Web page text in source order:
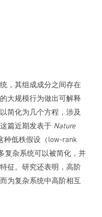
，其组成成分之间存在
大规模行为做出可解释
简化为几个方程，涉及
篇近期发表于 Nature
种低秩假设（low-rank
复杂系统可以被简化，并
征。研究还表明，高阶
为复杂系统中高阶相互